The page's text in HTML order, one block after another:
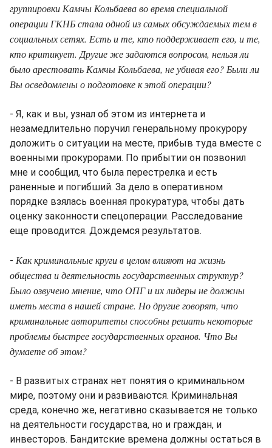
группировки Камчы Кольбаева во время специальной
операции ГКНБ стала одной из самых обсуждаемых тем в
социальных сетях. Есть и те, кто поддерживает его, и те,
кто критикует. Другие же задаются вопросом, нельзя ли
было арестовать Камчы Кольбаева, не убивая его? Были ли
Вы осведомлены о подготовке к этой операции?
- Я, как и вы, узнал об этом из интернета и
незамедлительно поручил генеральному прокурору
доложить о ситуации на месте, прибыв туда вместе с
военными прокурорами. По прибытии он позвонил
мне и сообщил, что была перестрелка и есть
раненные и погибший. За дело в оперативном
порядке взялась военная прокуратура, чтобы дать
оценку законности спецоперации. Расследование
еще проводится. Дождемся результатов.
- Как криминальные круги в целом влияют на жизнь
общества и деятельность государственных структур?
Было озвучено мнение, что ОПГ и их лидеры не должны
иметь места в нашей стране. Но другие говорят, что
криминальные авторитеты способны решать некоторые
проблемы быстрее государственных органов. Что Вы
думаете об этом?
- В развитых странах нет понятия о криминальном
мире, поэтому они и развиваются. Криминальная
среда, конечно же, негативно сказывается не только
на деятельности государства, но и граждан, и
инвесторов. Бандитские времена должны остаться в